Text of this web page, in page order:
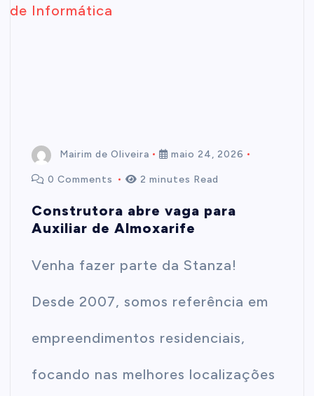
Mairim de Oliveira maio 24, 2026
0 Comments 2 minutes Read
Construtora abre vaga para
Auxiliar de Almoxarife
Venha fazer parte da Stanza!
Desde 2007, somos referência em
empreendimentos residenciais,
focando nas melhores localizações